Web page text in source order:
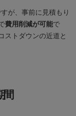
が、事前に見積もり
費用削減が可能で
ストダウンの近道と